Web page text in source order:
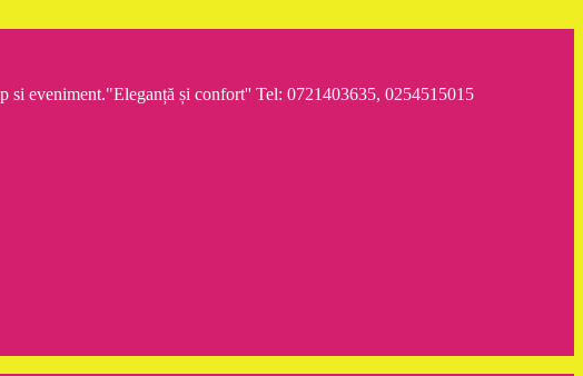
si eveniment."Eleganță și confort'' Tel: 0721403635, 0254515015